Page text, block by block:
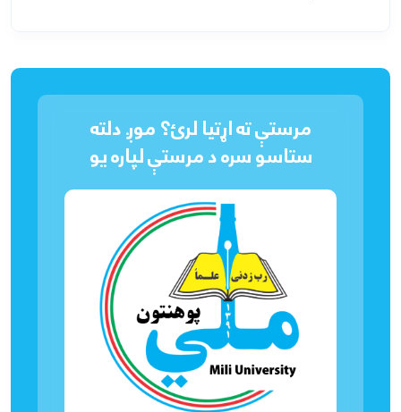
مرستې ته اړتیا لرئ؟ موږ دلته
ستاسو سره د مرستې لپاره یو